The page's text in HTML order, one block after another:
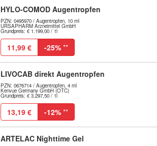
HYLO-COMOD Augentropfen
PZN: 0495970 / Augentropfen, 10 ml
URSAPHARM Arzneimittel GmbH
Grundpreis: € 1.199,00 / 1l
11,99 € -25% **
LIVOCAB direkt Augentropfen
PZN: 0676714 / Augentropfen, 4 ml
Kenvue Germany GmbH (OTC)
Grundpreis: € 3.297,50 / 1l
13,19 € -12% **
ARTELAC Nighttime Gel